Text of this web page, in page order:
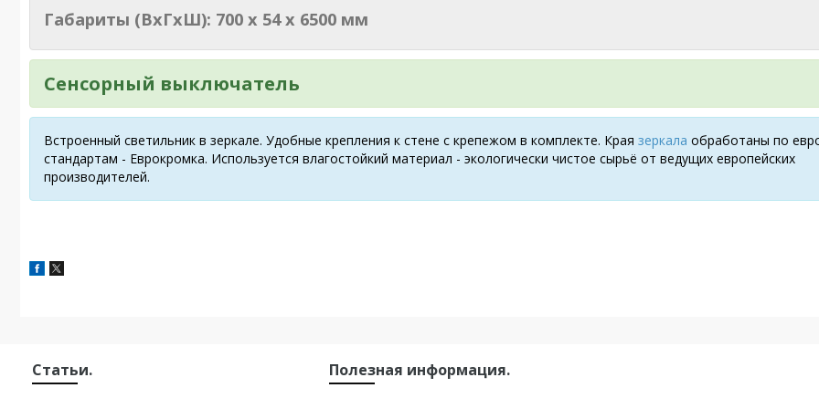
Габариты (ВxГxШ): 700 x 54 x 6500 мм
Сенсорный выключатель
Встроенный светильник в зеркале. Удобные крепления к стене с крепежом в комплекте. Края зеркала обработаны по
стандартам - Еврокромка. Используется влагостойкий материал - экологически чистое сырьё от ведущих европейских
производителей.
Статьи. Полезная информация.